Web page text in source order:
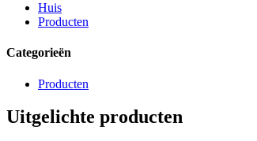
Huis
Producten
Categorieën
Producten
Uitgelichte producten